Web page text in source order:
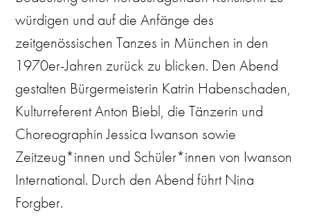
würdigen und auf die Anfänge des
zeitgenössischen Tanzes in München in den
1970er-Jahren zurück zu blicken. Den Abend
gestalten Bürgermeisterin Katrin Habenschaden,
Kulturreferent Anton Biebl, die Tänzerin und
Choreographin Jessica Iwanson sowie
Zeitzeug*innen und Schüler*innen von Iwanson
International. Durch den Abend führt Nina
Forgber.